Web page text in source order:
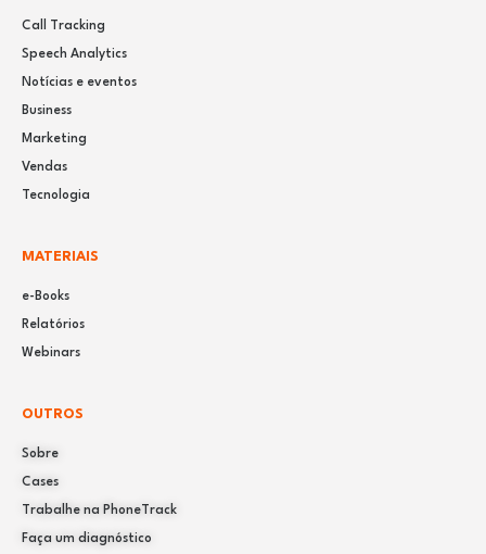
Call Tracking
Speech Analytics
Notícias e eventos
Business
Marketing
Vendas
Tecnologia
MATERIAIS
e-Books
Relatórios
Webinars
OUTROS
Sobre
Cases
Trabalhe na PhoneTrack
Faça um diagnóstico